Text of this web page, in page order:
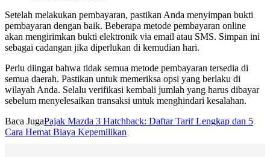
Setelah melakukan pembayaran, pastikan Anda menyimpan bukti
pembayaran dengan baik. Beberapa metode pembayaran online
akan mengirimkan bukti elektronik via email atau SMS. Simpan ini
sebagai cadangan jika diperlukan di kemudian hari.
Perlu diingat bahwa tidak semua metode pembayaran tersedia di
semua daerah. Pastikan untuk memeriksa opsi yang berlaku di
wilayah Anda. Selalu verifikasi kembali jumlah yang harus dibayar
sebelum menyelesaikan transaksi untuk menghindari kesalahan.
Baca JugaPajak Mazda 3 Hatchback: Daftar Tarif Lengkap dan 5
Cara Hemat Biaya Kepemilikan